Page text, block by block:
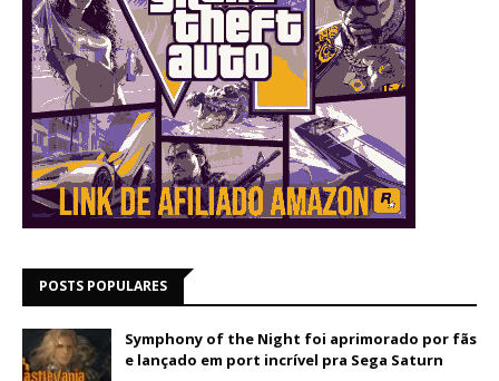
POSTS POPULARES
Symphony of the Night foi aprimorado por fãs
e lançado em port incrível pra Sega Saturn